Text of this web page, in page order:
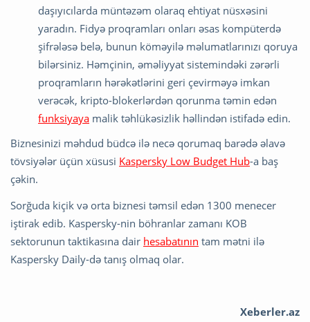
daşıyıcılarda müntəzəm olaraq ehtiyat nüsxəsini
yaradın. Fidyə proqramları onları əsas kompüterdə
şifrələsə belə, bunun köməyilə məlumatlarınızı qoruya
bilərsiniz. Həmçinin, əməliyyat sistemindəki zərərli
proqramların hərəkətlərini geri çevirməyə imkan
verəcək, kripto-blokerlərdən qorunma təmin edən
funksiyaya malik təhlükəsizlik həllindən istifadə edin.
Biznesinizi məhdud büdcə ilə necə qorumaq barədə əlavə
tövsiyələr üçün xüsusi Kaspersky Low Budget Hub-a baş
çəkin.
Sorğuda kiçik və orta biznesi təmsil edən 1300 menecer
iştirak edib. Kaspersky-nin böhranlar zamanı KOB
sektorunun taktikasına dair hesabatının tam mətni ilə
Kaspersky Daily-də tanış olmaq olar.
Xeberler.az